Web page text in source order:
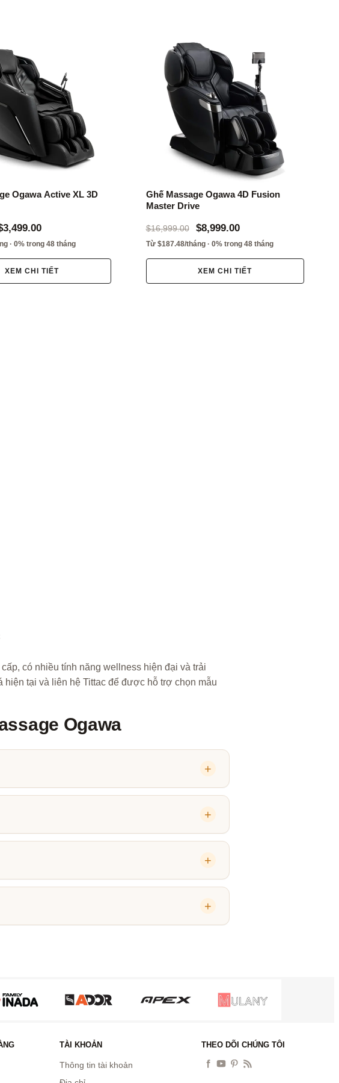
Ogawa Active XL 3D
· 0% trong 48 tháng
XEM CHI TIẾT
Ghế Massage Ogawa 4D Fusion
Master Drive
$16,999.00 $8,999.00
Từ $187.48/tháng · 0% trong 48 tháng
XEM CHI TIẾT
có nhiều tính năng wellness hiện đại và trải
hiện tại và liên hệ Tittac để được hỗ trợ chọn mẫu
Ogawa
TÀI KHOẢN
Thông tin tài khoản
THEO DÕI CHÚNG TÔI